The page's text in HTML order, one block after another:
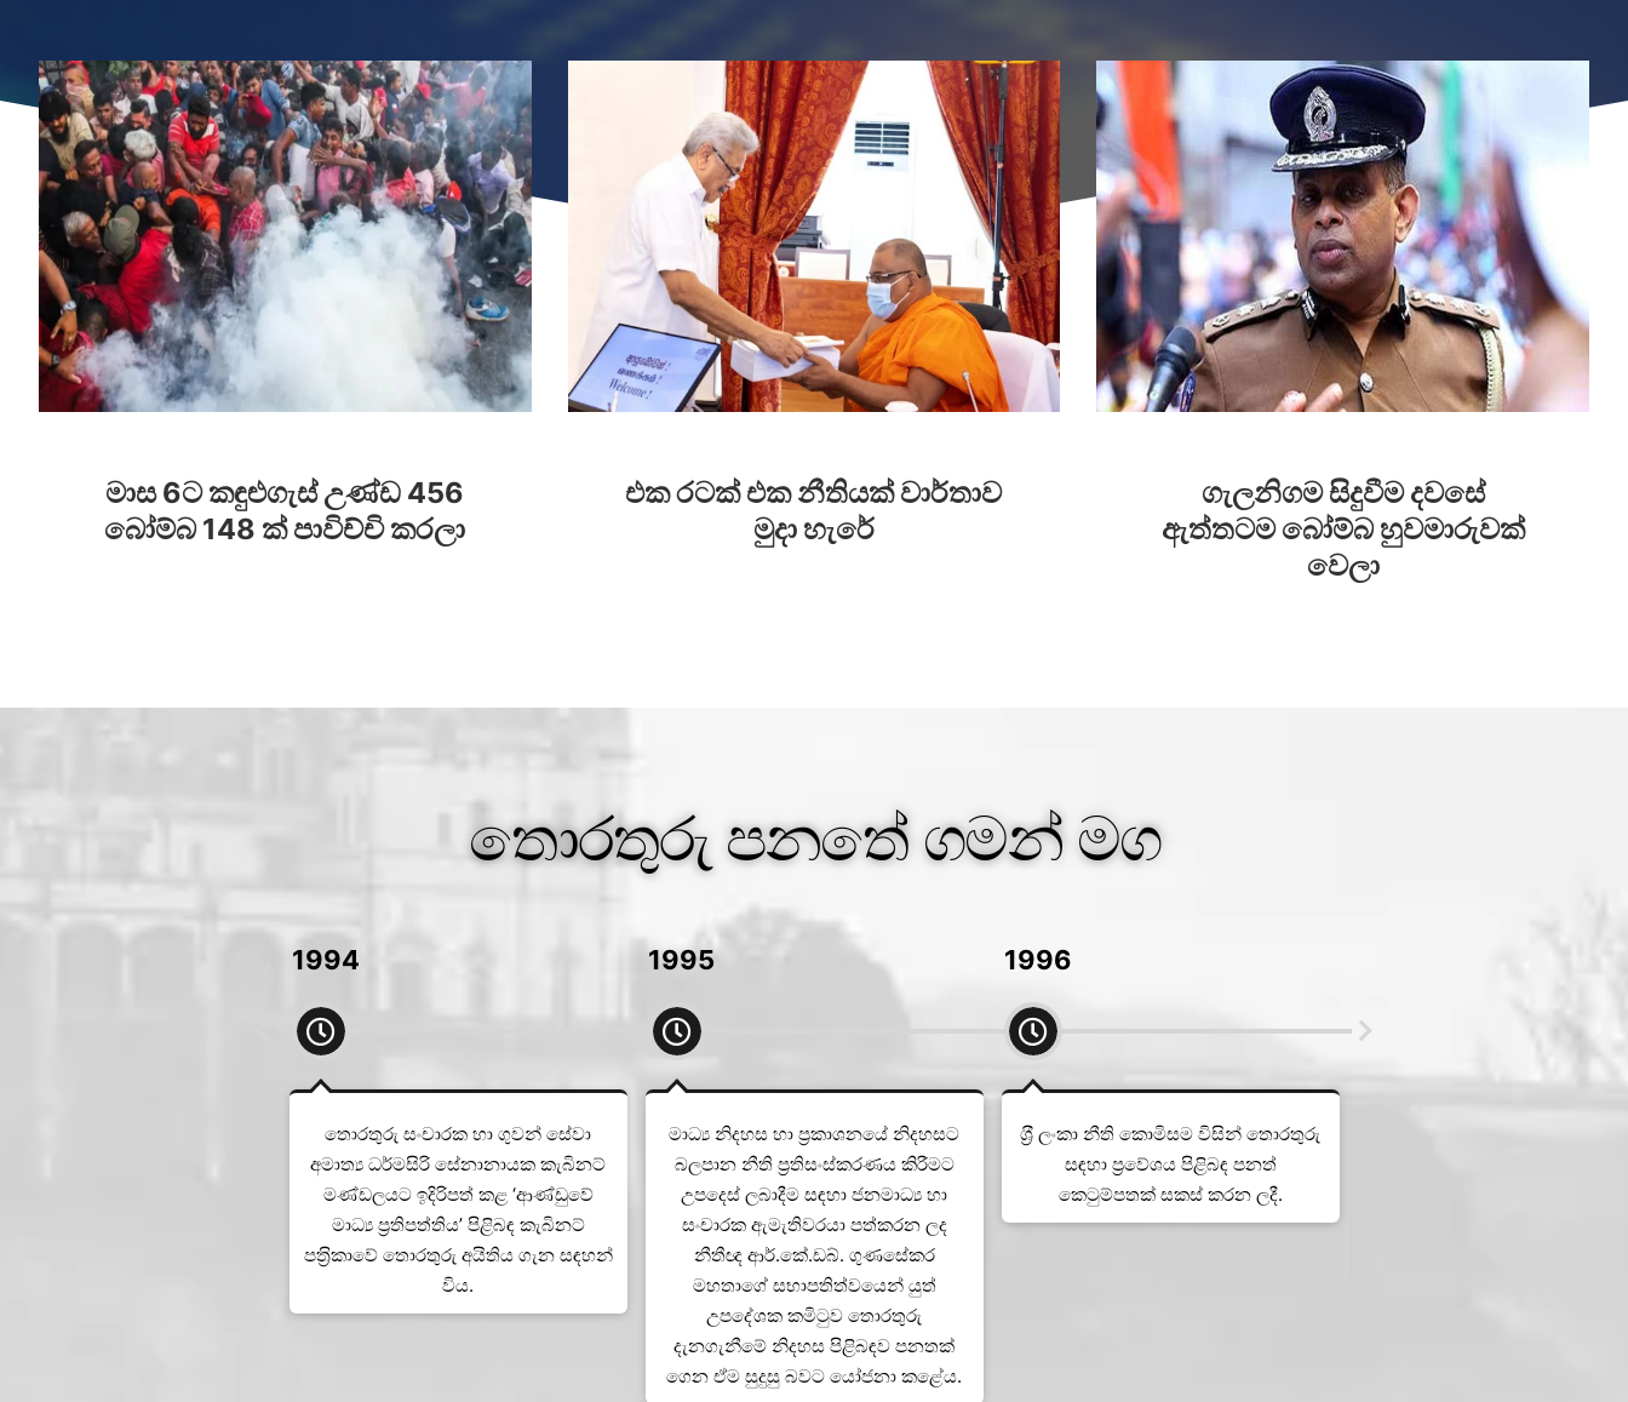
මාස 6ට කඳුළුගැස් උණ්ඩ 456
බෝම්බ 148 ක් පාවිච්චි කරලා
එක රටක් එක නීතියක් වාර්තාව
මුදා හැරේ
ගැලනිගම සිදුවීම දවසේ
ඇත්තටම බෝම්බ හුවමාරුවක්
වෙලා
තොරතුරු පනතේ ගමන් මග
1994
තොරතුරු සංචාරක හා ගුවන් සේවා
අමාත්‍ය ධර්මසිරි සේනානායක කැබිනට්
මණ්ඩලයට ඉදිරිපත් කළ ‘ආණ්ඩුවේ
මාධ්‍ය ප‍්‍රතිපත්තිය’ පිළිබඳ කැබිනට්
පත‍්‍රිකාවේ තොරතුරු අයිතිය ගැන සඳහන්
විය.
1995
මාධ්‍ය නිදහස හා ප‍්‍රකාශනයේ නිදහසට
බලපාන නීති ප‍්‍රතිසංස්කරණය කිරීමට
උපදෙස් ලබාදීම සඳහා ජනමාධ්‍ය හා
සංචාරක ඇමැතිවරයා පත්කරන ලද
නීතීඥ ආර්.කේ.ඩබ්. ගුණසේකර
මහතාගේ සභාපතිත්වයෙන් යුත්
උපදේශක කමිටුව තොරතුරු
දැනගැනීමේ නිදහස පිළිබඳව පනතක්
ගෙන ඒම සුදුසු බවට යෝජනා කළේය.
1996
ශ‍්‍රී ලංකා නීති කොමිසම විසින් තොරතුරු
සඳහා ප‍්‍රවේශය පිළිබඳ පනත්
කෙටුම්පතක් සකස් කරන ලදී.